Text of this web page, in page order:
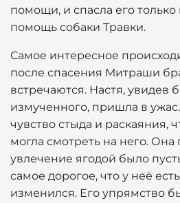
помощи, и спасла его только
помощь собаки Травки.
Самое интересное
после спасения Митраши
встречаются. Настя, увидев
измученного, пришла в ужас.
чувство стыда и раскаяния,
могла смотреть на него. Она
увлечение ягодой было
самое дорогое, что у неё
изменился. Его упрямство